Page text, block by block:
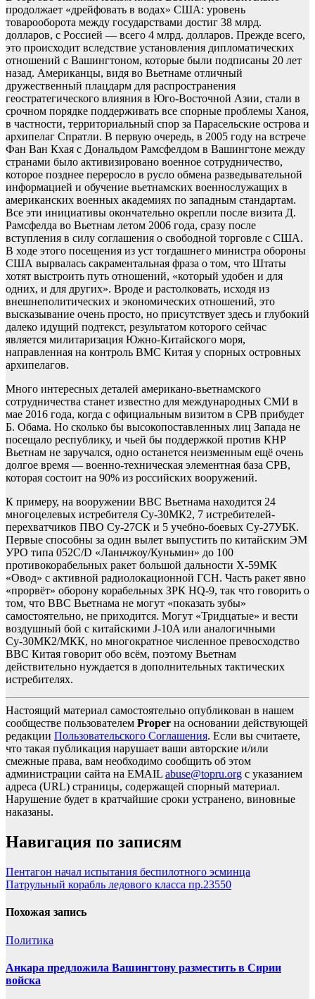
продолжает «дрейфовать в водах» США: уровень
товарооборота между государствами достиг 38 млрд.
долларов, с Россией — всего 4 млрд. долларов. Прежде всего,
это происходит вследствие установления дипломатических
отношений с Вашингтоном, которые были подписаны 20 лет
назад. Американцы, видя во Вьетнаме отличный
дружественный плацдарм для распространения
геостратегического влияния в Юго-Восточной Азии, стали в
срочном порядке поддерживать все спорные проблемы Ханоя,
в частности, территориальный спор за Парасельские острова и
архипелаг Спратли. В первую очередь, в 2005 году на встрече
Фан Ван Кхая с Дональдом Рамсфелдом в Вашингтоне между
странами было активизировано военное сотрудничество,
которое позднее переросло в русло обмена разведывательной
информацией и обучение вьетнамских военнослужащих в
американских военных академиях по западным стандартам.
Все эти инициативы окончательно окрепли после визита Д.
Рамсфелда во Вьетнам летом 2006 года, сразу после
вступления в силу соглашения о свободной торговле с США.
В ходе этого посещения из уст тогдашнего министра обороны
США вырвалась сакраментальная фраза о том, что Штаты
хотят выстроить путь отношений, «который удобен и для
одних, и для других». Вроде и растолковать, исходя из
внешнеполитических и экономических отношений, это
высказывание очень просто, но присутствует здесь и глубокий
далеко идущий подтекст, результатом которого сейчас
является милитаризация Южно-Китайского моря,
направленная на контроль ВМС Китая у спорных островных
архипелагов.
Много интересных деталей американо-вьетнамского
сотрудничества станет известно для международных СМИ в
мае 2016 года, когда с официальным визитом в СРВ прибудет
Б. Обама. Но сколько бы высокопоставленных лиц Запада не
посещало республику, и чьей бы поддержкой против КНР
Вьетнам не заручался, одно останется неизменным ещё очень
долгое время — военно-техническая элементная база СРВ,
которая состоит на 90% из российских вооружений.
К примеру, на вооружении ВВС Вьетнама находится 24
многоцелевых истребителя Су-30МК2, 7 истребителей-
перехватчиков ПВО Су-27СК и 5 учебно-боевых Су-27УБК.
Первые способны за один вылет выпустить по китайским ЭМ
УРО типа 052C/D «Ланьчжоу/Куньмин» до 100
противокорабельных ракет большой дальности Х-59МК
«Овод» с активной радиолокационной ГСН. Часть ракет явно
«прорвёт» оборону корабельных ЗРК HQ-9, так что говорить о
том, что ВВС Вьетнама не могут «показать зубы»
самостоятельно, не приходится. Могут «Тридцатые» и вести
воздушный бой с китайскими J-10A или аналогичными
Су-30МК2/МКК, но многократное численное превосходство
ВВС Китая говорит обо всём, поэтому Вьетнам
действительно нуждается в дополнительных тактических
истребителях.
Настоящий материал самостоятельно опубликован в нашем
сообществе пользователем Proper на основании действующей
редакции Пользовательского Соглашения. Если вы считаете,
что такая публикация нарушает ваши авторские и/или
смежные права, вам необходимо сообщить об этом
администрации сайта на EMAIL abuse@topru.org с указанием
адреса (URL) страницы, содержащей спорный материал.
Нарушение будет в кратчайшие сроки устранено, виновные
наказаны.
Навигация по записям
Пентагон начал испытания беспилотного эсминца
Патрульный корабль ледового класса пр.23550
Похожая запись
Политика
Анкара предложила Вашингтону разместить в Сирии
войска